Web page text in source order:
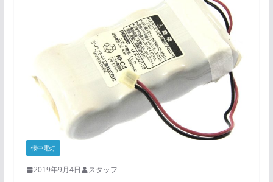
懐中電灯
2019年9月4日 スタッフ